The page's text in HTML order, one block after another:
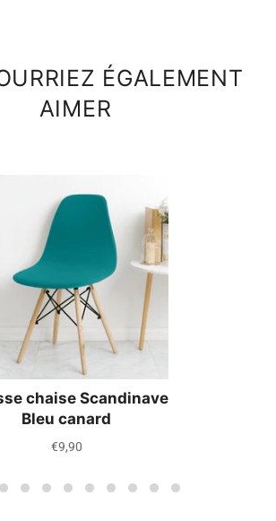
ÉGALEMENT
AIMER
chaise Scandinave
Bleu canard
Prix
€9,90